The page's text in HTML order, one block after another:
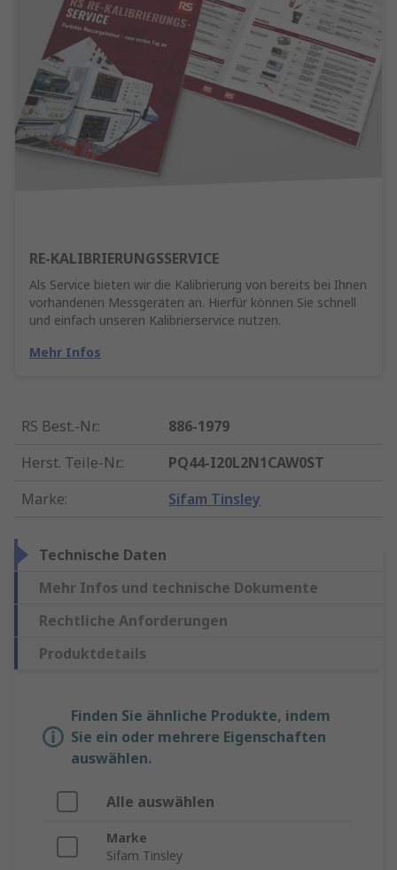
RE-KALIBRIERUNGSSERVICE
Als Service bieten wir die Kalibrierung von bereits bei Ihnen
vorhandenen Messgeräten an. Hierfür können Sie schnell
und einfach unseren Kalibrierservice nutzen.
Mehr Infos
RS Best.-Nr.:
886-1979
Herst. Teile-Nr.:
PQ44-I20L2N1CAW0ST
Marke: Sifam Tinsley
Technische Daten
Mehr Infos und technische Dokumente
Rechtliche Anforderungen
Produktdetails
Finden Sie ähnliche Produkte, indem
Sie ein oder mehrere Eigenschaften
auswählen.
Alle auswählen
Marke
Sifam Tinsley